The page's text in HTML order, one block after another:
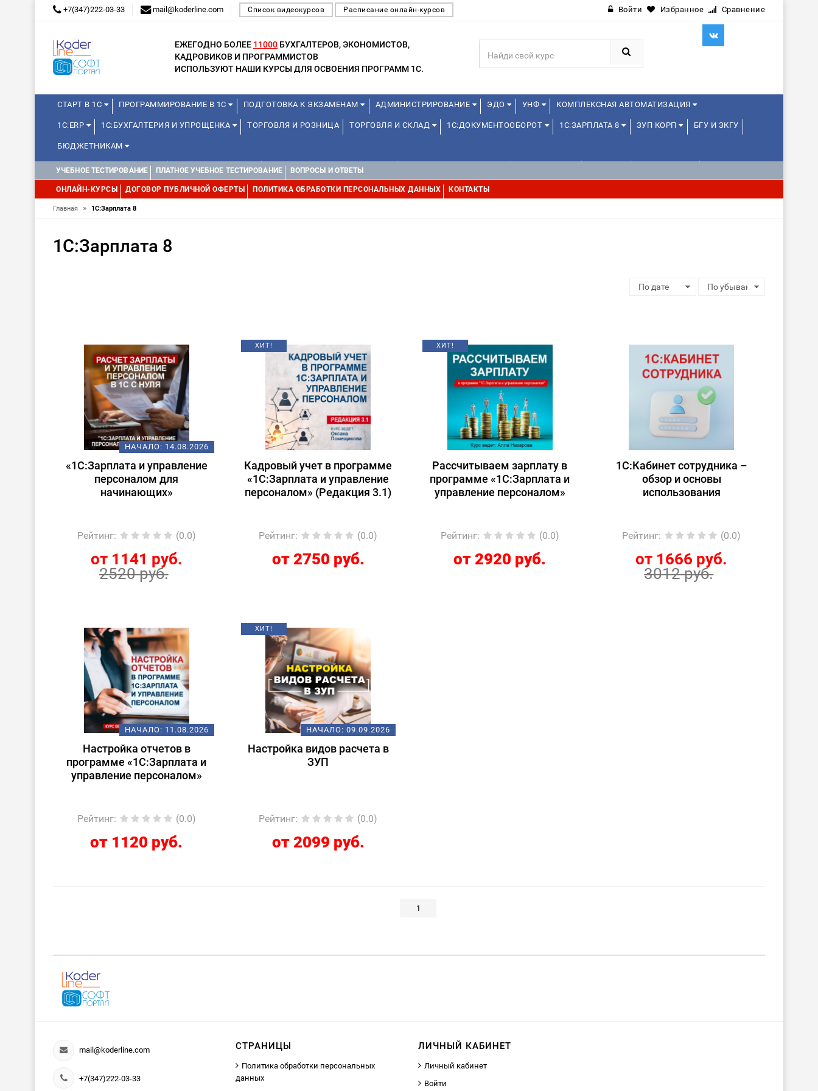
+7(347)222-03-33 mail@koderline.com Список видеокурсов Расписание онлайн-курсов Войти Избранное Сравнение
ЕЖЕГОДНО БОЛЕЕ 11000 БУХГАЛТЕРОВ, ЭКОНОМИСТОВ,
КАДРОВИКОВ И ПРОГРАММИСТОВ
ИСПОЛЬЗУЮТ НАШИ КУРСЫ ДЛЯ ОСВОЕНИЯ ПРОГРАММ 1С.
СТАРТ В 1С ПРОГРАММИРОВАНИЕ В 1С ПОДГОТОВКА К ЭКЗАМЕНАМ АДМИНИСТРИРОВАНИЕ ЭДО УНФ КОМПЛЕКСНАЯ АВТОМАТИЗАЦИЯ
1С:ERP 1С:БУХГАЛТЕРИЯ И УПРОЩЕНКА ТОРГОВЛЯ И РОЗНИЦА ТОРГОВЛЯ И СКЛАД 1С:ДОКУМЕНТООБОРОТ 1С:ЗАРПЛАТА 8 ЗУП КОРП БГУ И ЗКГУ
БЮДЖЕТНИКАМ
КУРСЫ ДЛЯ ШКОЛЬНИКОВ ДЛЯ ШКОЛЬНИКОВ 1С:УПРАВЛЕНИЕ ХОЛДИНГОМ
WEB, JAVA И ANDROID
УЧЕБНОЕ ТЕСТИРОВАНИЕ ПЛАТНОЕ УЧЕБНОЕ ТЕСТИРОВАНИЕ ВОПРОСЫ И ОТВЕТЫ
ОНЛАЙН-КУРСЫ ДОГОВОР ПУБЛИЧНОЙ ОФЕРТЫ ПОЛИТИКА ОБРАБОТКИ ПЕРСОНАЛЬНЫХ ДАННЫХ КОНТАКТЫ
Главная » 1С:Зарплата 8
1С:Зарплата 8
НАЧАЛО: 14.08.2026
«1С:Зарплата и управление
персоналом для
начинающих»
Рейтинг: (0.0)
от 1141 руб.
2520 руб.
ХИТ!
Кадровый учет в программе
«1С:Зарплата и управление
персоналом» (Редакция 3.1)
Рейтинг: (0.0)
от 2750 руб.
ХИТ!
Рассчитываем зарплату в
программе «1С:Зарплата и
управление персоналом»
Рейтинг: (0.0)
от 2920 руб.
1С:Кабинет сотрудника –
обзор и основы
использования
Рейтинг: (0.0)
от 1666 руб.
3012 руб.
НАЧАЛО: 11.08.2026
Настройка отчетов в
программе «1С:Зарплата и
управление персоналом»
Рейтинг: (0.0)
от 1120 руб.
ХИТ!
НАЧАЛО: 09.09.2026
Настройка видов расчета в
ЗУП
Рейтинг: (0.0)
от 2099 руб.
1
mail@koderline.com
+7(347)222-03-33
СТРАНИЦЫ
Политика обработки персональных
данных
ЛИЧНЫЙ КАБИНЕТ
Личный кабинет
Войти